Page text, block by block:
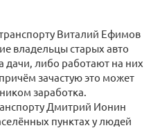
Виталий Ефимов
владельцы старых авто
дачи, либо работают на них
зачастую это может
заработка.
Дмитрий Ионин
пунктах у людей